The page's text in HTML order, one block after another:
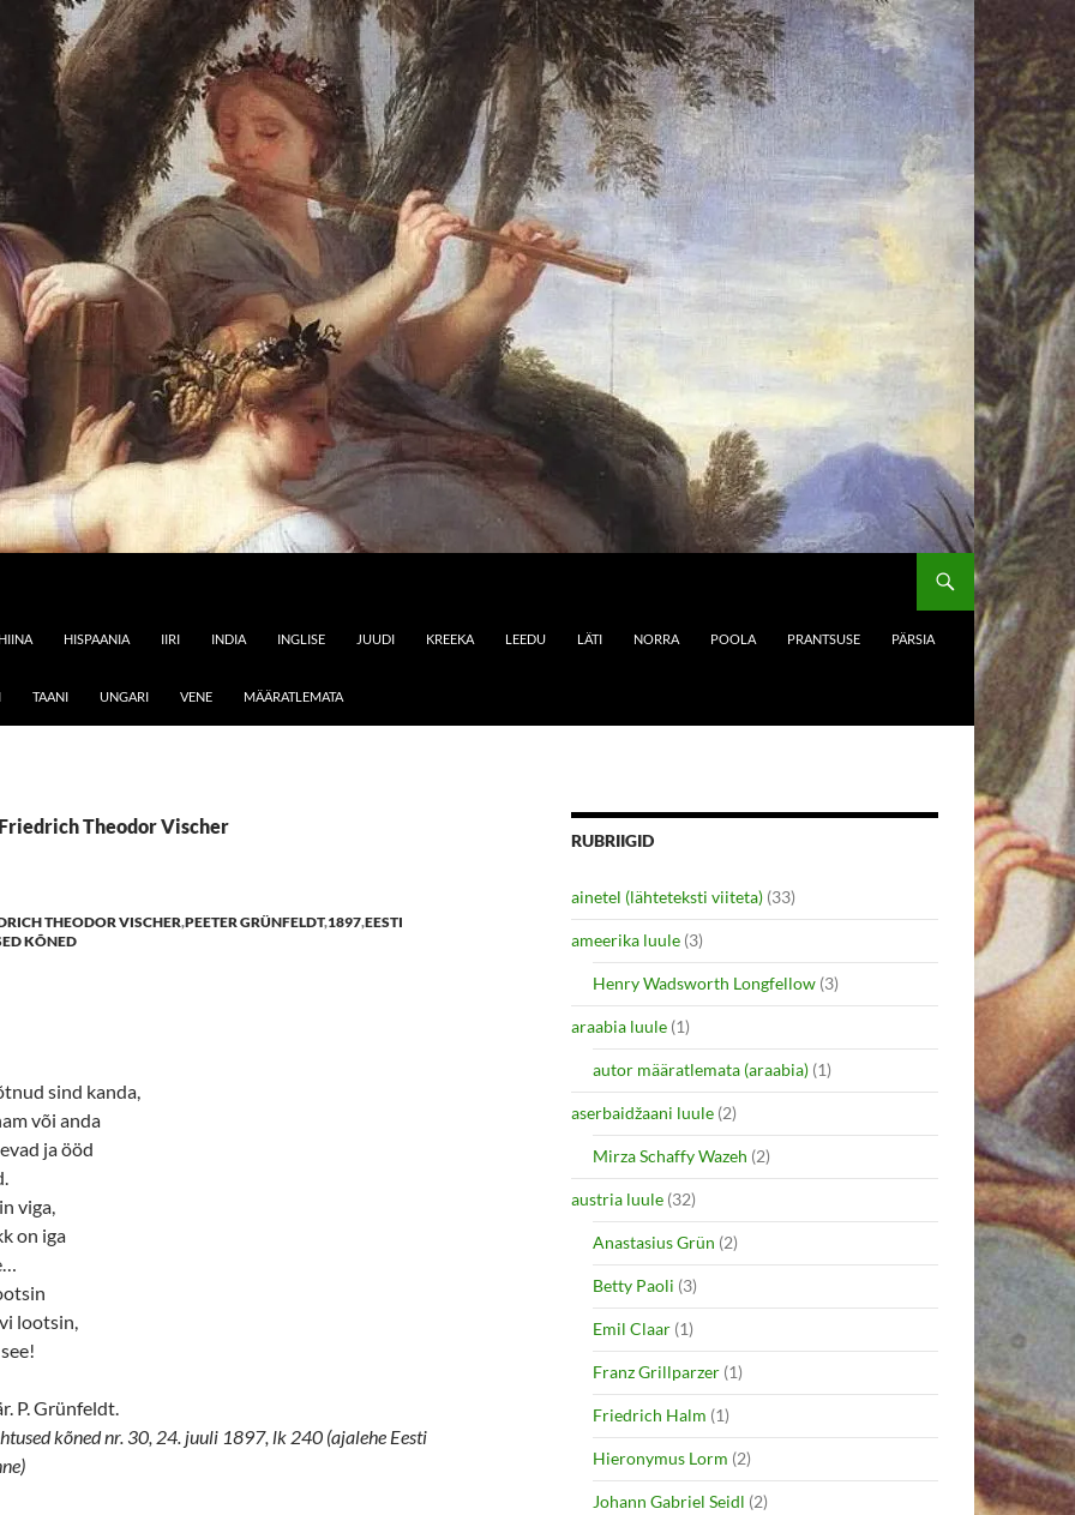
HIINA HISPAANIA IIRI INDIA INGLISE JUUDI KREEKA LEEDU LÄTI NORRA POOLA PRANTSUSE PÄRSIA
TAANI UNGARI VENE MÄÄRATLEMATA
Theodor Vischer
THEODOR VISCHER,PEETER GRÜNFELDT,1897,EESTI
KÕNED
sind kanda,
või anda
ja ööd
viga,
on iga
lootsin,
P. Grünfeldt.
kõned nr. 30, 24. juuli 1897, lk 240 (ajalehe Eesti
RUBRIIGID
ainetel (lähteteksti viiteta) (33)
ameerika luule (3)
Henry Wadsworth Longfellow (3)
araabia luule (1)
autor määratlemata (araabia) (1)
aserbaidžaani luule (2)
Mirza Schaffy Wazeh (2)
austria luule (32)
Anastasius Grün (2)
Betty Paoli (3)
Emil Claar (1)
Franz Grillparzer (1)
Friedrich Halm (1)
Hieronymus Lorm (2)
Johann Gabriel Seidl (2)